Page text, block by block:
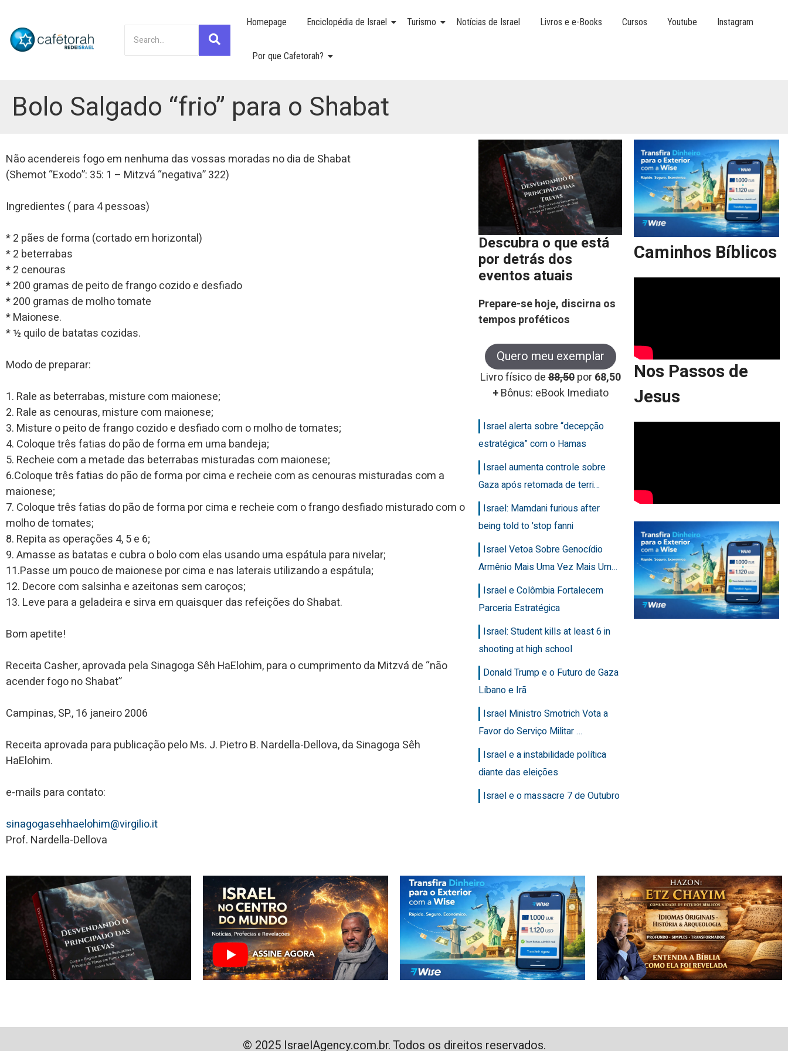
Homepage Enciclopédia de Israel Turismo Notícias de Israel Livros e e-Books Cursos Youtube Instagram
Por que Cafetorah?
Bolo Salgado “frio” para o Shabat
Não acendereis fogo em nenhuma das vossas moradas no dia de Shabat
(Shemot “Exodo”: 35: 1 – Mitzvá “negativa” 322)
Ingredientes ( para 4 pessoas)
* 2 pães de forma (cortado em horizontal)
* 2 beterrabas
* 2 cenouras
* 200 gramas de peito de frango cozido e desfiado
* 200 gramas de molho tomate
* Maionese.
* ½ quilo de batatas cozidas.
Modo de preparar:
1. Rale as beterrabas, misture com maionese;
2. Rale as cenouras, misture com maionese;
3. Misture o peito de frango cozido e desfiado com o molho de tomates;
4. Coloque três fatias do pão de forma em uma bandeja;
5. Recheie com a metade das beterrabas misturadas com maionese;
6.Coloque três fatias do pão de forma por cima e recheie com as cenouras misturadas com a
maionese;
7. Coloque três fatias do pão de forma por cima e recheie com o frango desfiado misturado com o
molho de tomates;
8. Repita as operações 4, 5 e 6;
9. Amasse as batatas e cubra o bolo com elas usando uma espátula para nivelar;
11.Passe um pouco de maionese por cima e nas laterais utilizando a espátula;
12. Decore com salsinha e azeitonas sem caroços;
13. Leve para a geladeira e sirva em quaisquer das refeições do Shabat.
Bom apetite!
Receita Casher, aprovada pela Sinagoga Sêh HaElohim, para o cumprimento da Mitzvá de “não
acender fogo no Shabat”
Campinas, SP., 16 janeiro 2006
Receita aprovada para publicação pelo Ms. J. Pietro B. Nardella-Dellova, da Sinagoga Sêh
HaElohim.
e-mails para contato:
sinagogasehhaelohim@virgilio.it
Prof. Nardella-Dellova
Descubra o que está
por detrás dos
eventos atuais
Prepare-se hoje, discirna os
tempos proféticos
Quero meu exemplar
Livro físico de88,50 por68,50
+Bônus: eBook Imediato
Israel alerta sobre “decepção
estratégica” com o Hamas
Israel aumenta controle sobre
Gaza após retomada de terri…
Israel: Mamdani furious after
being told to 'stop fanni
Israel Vetoa Sobre Genocídio
Armênio Mais Uma Vez Mais Um…
Israel e Colômbia Fortalecem
Parceria Estratégica
Israel: Student kills at least 6 in
shooting at high school
Donald Trump e o Futuro de Gaza
Líbano e Irã
Israel Ministro Smotrich Vota a
Favor do Serviço Militar …
Israel e a instabilidade política
diante das eleições
Israel e o massacre 7 de Outubro
Caminhos Bíblicos
Nos Passos de
Jesus
© 2025 IsraelAgency.com.br. Todos os direitos reservados.